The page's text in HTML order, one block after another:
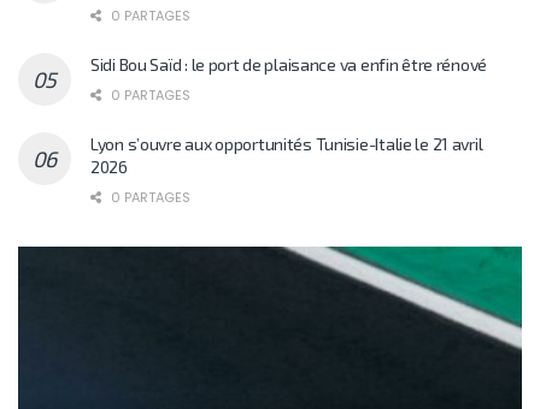
0 PARTAGES
Sidi Bou Saïd : le port de plaisance va enfin être rénové
0 PARTAGES
Lyon s’ouvre aux opportunités Tunisie-Italie le 21 avril
2026
0 PARTAGES